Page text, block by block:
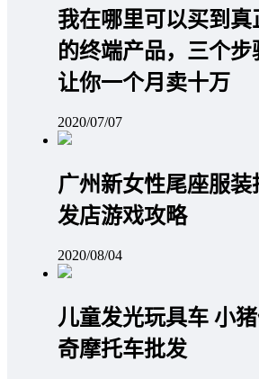
我在哪里可以买到真
的终端产品，三个步
让你一个月卖十万
2020/07/07
广州新女性尾座服装
发店游戏攻略
2020/08/04
儿童发光玩具车 小
奇摩托车批发